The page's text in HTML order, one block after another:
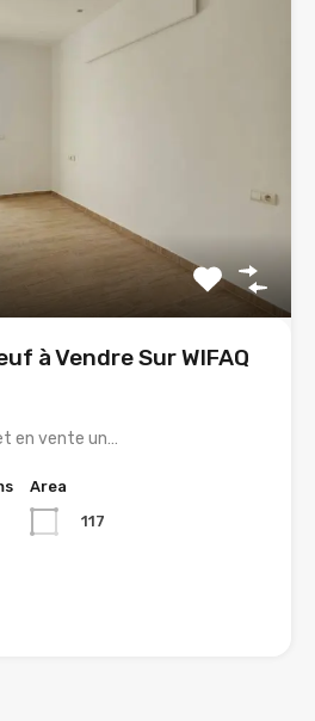
à Vendre Sur WIFAQ
en vente un…
Area
117